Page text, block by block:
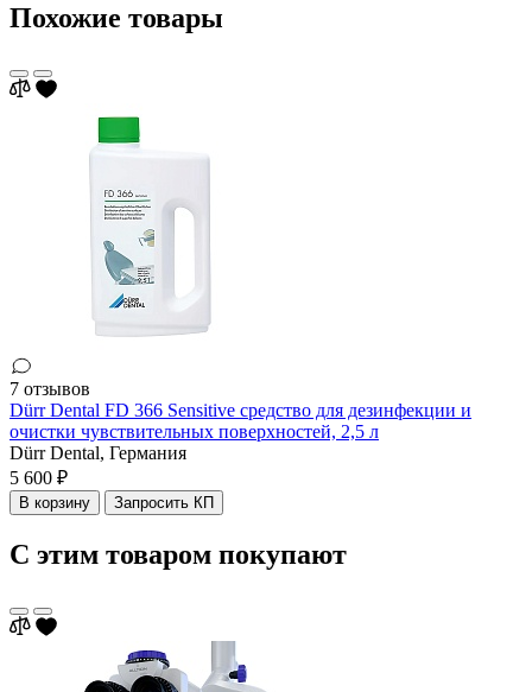
Похожие товары
7 отзывов
Dürr Dental FD 366 Sensitive средство для дезинфекции и
очистки чувствительных поверхностей, 2,5 л
Dürr Dental, Германия
5 600 ₽
В корзину Запросить КП
С этим товаром покупают